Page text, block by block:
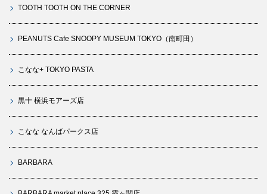
TOOTH TOOTH ON THE CORNER
PEANUTS Cafe SNOOPY MUSEUM TOKYO（南町田）
こなな+ TOKYO PASTA
黒十 横浜モアーズ店
こなな なんばパークス店
BARBARA